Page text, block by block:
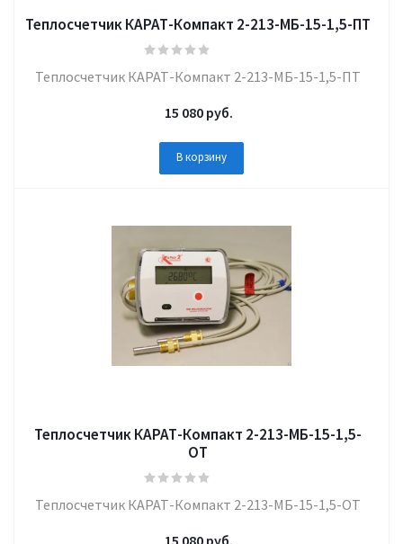
Теплосчетчик КАРАТ-Компакт 2-213-МБ-15-1,5-ПТ
Теплосчетчик КАРАТ-Компакт 2-213-МБ-15-1,5-ПТ
15 080руб.
В корзину
Теплосчетчик КАРАТ-Компакт 2-213-МБ-15-1,5-
ОТ
Теплосчетчик КАРАТ-Компакт 2-213-МБ-15-1,5-ОТ
15 080руб.